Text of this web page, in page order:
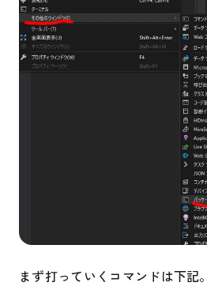
まず打っていくコマンドは下記。